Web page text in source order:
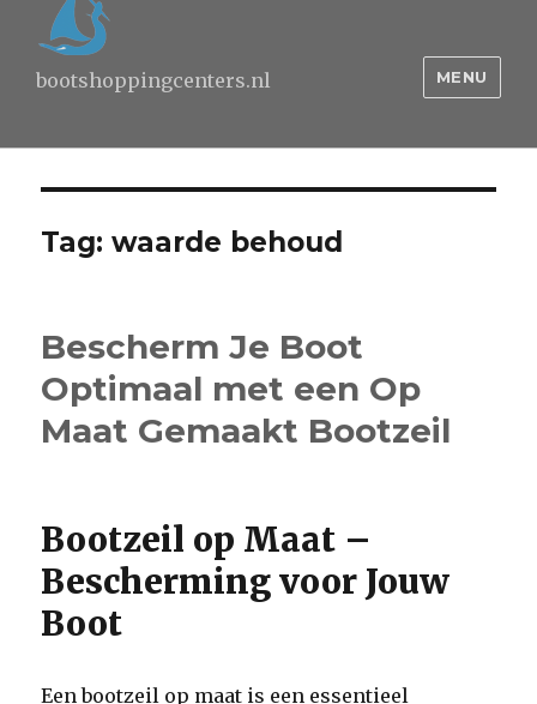
bootshoppingcenters.nl MENU
Tag:waarde behoud
Bescherm Je Boot
Optimaal met een Op
Maat Gemaakt Bootzeil
Bootzeil op Maat –
Bescherming voor Jouw
Boot
Een bootzeil op maat is een essentieel